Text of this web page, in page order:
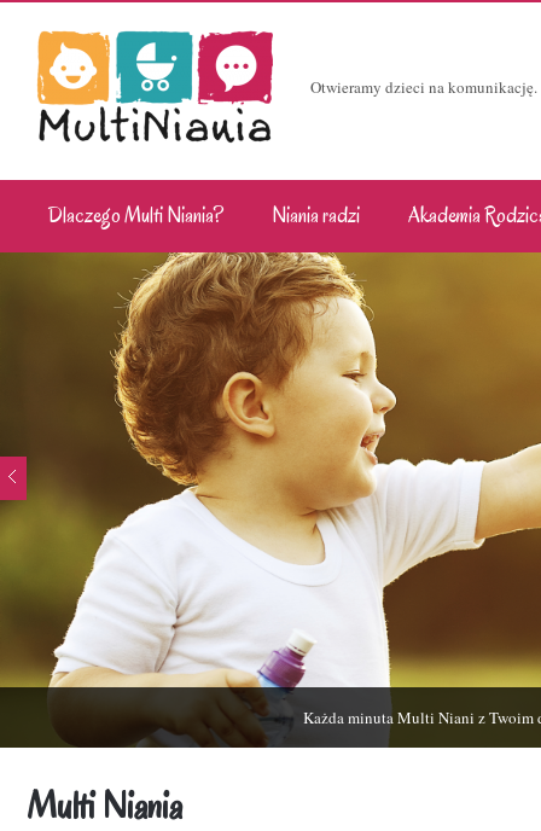
Otwieramy dzieci na
Dlaczego Multi Niania? Niania radzi Akademia
Każda minuta Multi Niani z Twoim
Multi Niania